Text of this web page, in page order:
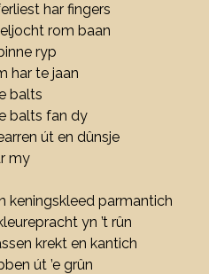
har fingers
rom baan
ryp
har te jaan
balts
balts fan dy
út en dûnsje
my
keningskleed parmantich
yn ’t rûn
krekt en kantich
út ’e grûn